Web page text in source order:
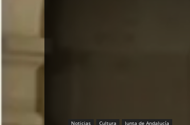
Noticias Cultura Junta de Andalucía